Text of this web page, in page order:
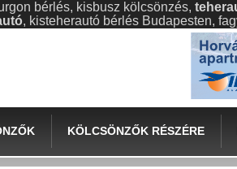
bérlés, kisbusz kölcsönzés,
, kisteherautó bérlés Budapesten,
KÖLCSÖNZŐK RÉSZÉRE